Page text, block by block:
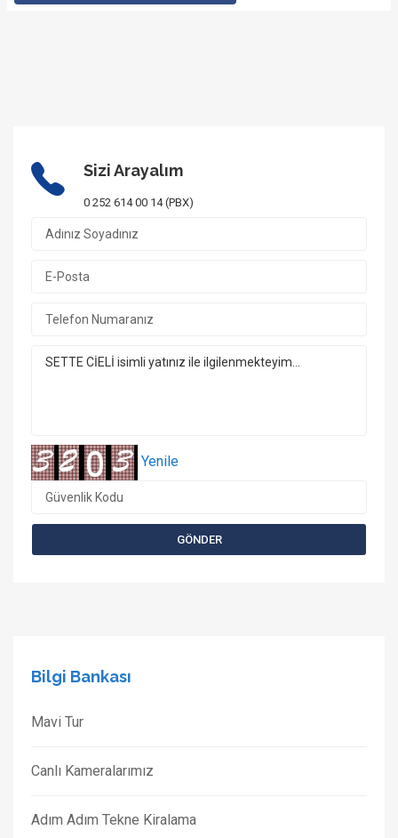
Sizi Arayalım
0 252 614 00 14 (PBX)
Yenile
Bilgi Bankası
Mavi Tur
Canlı Kameralarımız
Adım Adım Tekne Kiralama